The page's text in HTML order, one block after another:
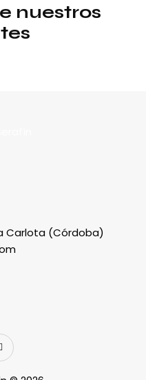
nuestros
Carlota (Córdoba)